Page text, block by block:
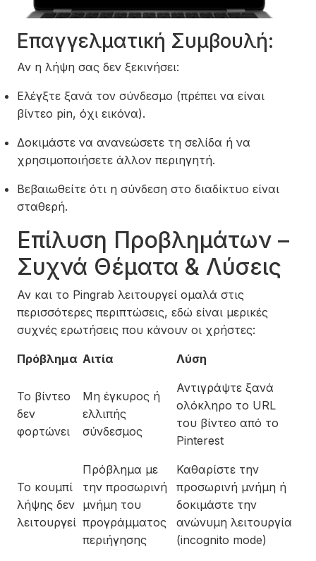
Επαγγελματική Συμβουλή:
Αν η λήψη σας δεν ξεκινήσει:
Ελέγξτε ξανά τον σύνδεσμο (πρέπει να είναι
βίντεο pin, όχι εικόνα).
Δοκιμάστε να ανανεώσετε τη σελίδα ή να
χρησιμοποιήσετε άλλον περιηγητή.
Βεβαιωθείτε ότι η σύνδεση στο διαδίκτυο είναι
σταθερή.
Επίλυση Προβλημάτων –
Συχνά Θέματα & Λύσεις
Αν και το Pingrab λειτουργεί ομαλά στις
περισσότερες περιπτώσεις, εδώ είναι μερικές
συχνές ερωτήσεις που κάνουν οι χρήστες:
Πρόβλημα Αιτία Λύση
Το βίντεο
δεν
φορτώνει
Μη έγκυρος ή
ελλιπής
σύνδεσμος
Αντιγράψτε ξανά
ολόκληρο το URL
του βίντεο από το
Pinterest
Το κουμπί
λήψης δεν
λειτουργεί
Πρόβλημα με
την προσωρινή
μνήμη του
προγράμματος
περιήγησης
Καθαρίστε την
προσωρινή μνήμη ή
δοκιμάστε την
ανώνυμη λειτουργία
(incognito mode)